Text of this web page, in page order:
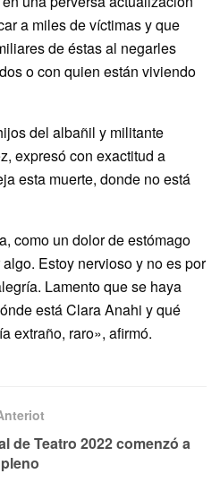
a miles de víctimas y que
de éstas al negarles
o con quien están viviendo
del albañil y militante
expresó con exactitud a
esta muerte, donde no está
como un dolor de estómago
Estoy nervioso y no es por
Lamento que se haya
está Clara Anahi y qué
extraño, raro», afirmó.
de Teatro 2022 comenzó a
pleno